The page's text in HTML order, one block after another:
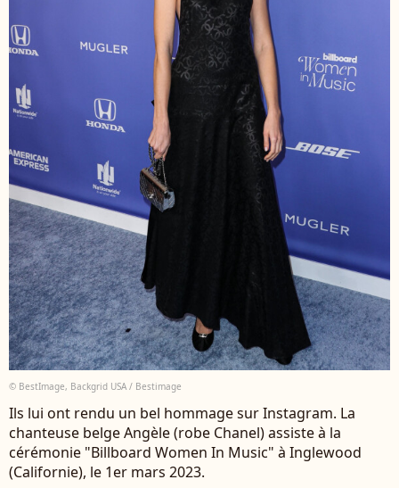
© BestImage, Backgrid USA / Bestimage
Ils lui ont rendu un bel hommage sur Instagram. La
chanteuse belge Angèle (robe Chanel) assiste à la
cérémonie "Billboard Women In Music" à Inglewood
(Californie), le 1er mars 2023.